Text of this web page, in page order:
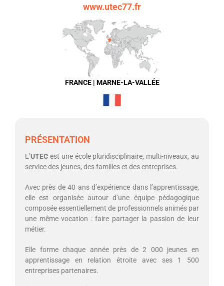
www.utec77.fr
FRANCE | MARNE-LA-VALLÉE
PRÉSENTATION
L’UTEC est une école pluridisciplinaire, multi-niveaux, au
service des jeunes, des familles et des entreprises.
Avec près de 40 ans d’expérience dans l’apprentissage,
elle est organisée autour d’une équipe pédagogique
composée essentiellement de professionnels animés par
une même vocation : faire partager la passion de leur
métier.
Elle forme chaque année près de 2 000 jeunes en
apprentissage en relation étroite avec ses 1 500
entreprises partenaires.